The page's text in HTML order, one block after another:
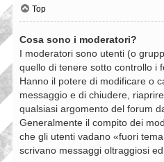
Top
Cosa sono i moderatori?
I moderatori sono utenti (o
quello di tenere sotto controllo i
Hanno il potere di modificare o
messaggio e di chiudere,
qualsiasi argomento del forum
Generalmente il compito dei
che gli utenti vadano «fuori
scrivano messaggi oltraggiosi